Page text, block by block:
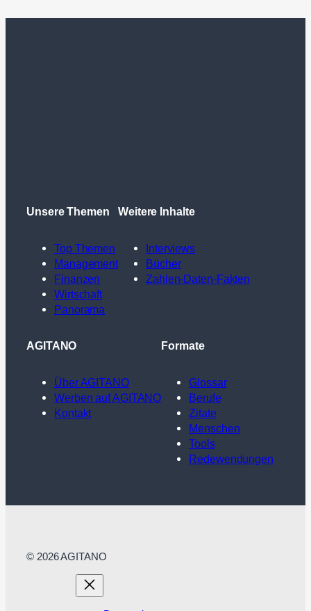
Unsere Themen
Top Themen
Management
Finanzen
Wirtschaft
Panorama
Weitere Inhalte
Interviews
Bücher
Zahlen-Daten-Fakten
AGITANO
Über AGITANO
Werben auf AGITANO
Kontakt
Formate
Glossar
Berufe
Zitate
Menschen
Tools
Redewendungen
© 2026 AGITANO